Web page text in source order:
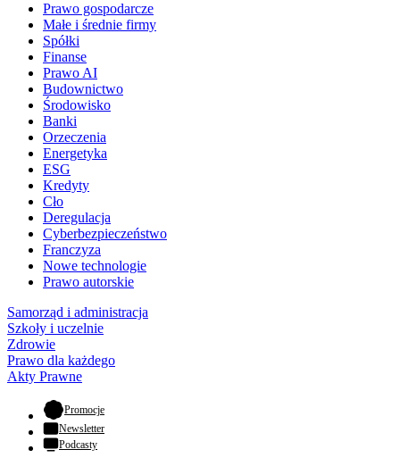
Prawo gospodarcze
Małe i średnie firmy
Spółki
Finanse
Prawo AI
Budownictwo
Środowisko
Banki
Orzeczenia
Energetyka
ESG
Kredyty
Cło
Deregulacja
Cyberbezpieczeństwo
Franczyza
Nowe technologie
Prawo autorskie
Samorząd i administracja
Szkoły i uczelnie
Zdrowie
Prawo dla każdego
Akty Prawne
Promocje- otwiera się w nowej karcie
Newsletter
Podcasty